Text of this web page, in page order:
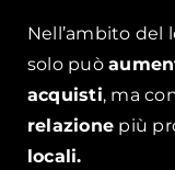
Nell’ambito del
solo può
acquisti, ma
relazione più
locali.